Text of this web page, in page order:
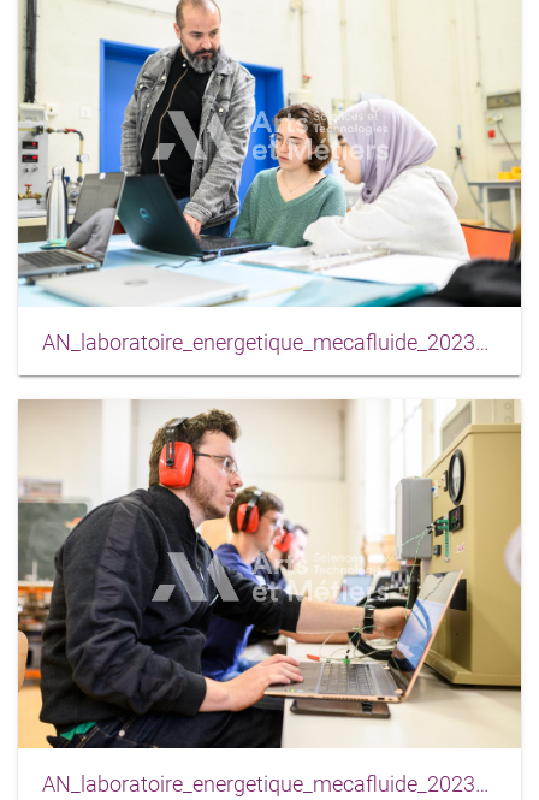
AN_laboratoire_energetique_mecafluide_2023_0013
AN_laboratoire_energetique_mecafluide_2023_0014